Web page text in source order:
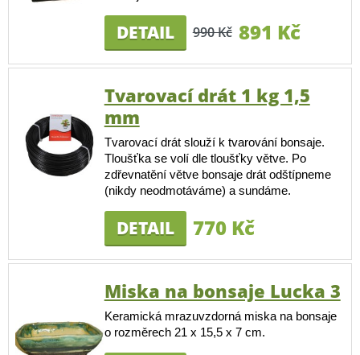
DETAIL 990 Kč 891 Kč
Tvarovací drát 1 kg 1,5
mm
Tvarovací drát slouží k tvarování bonsaje.
Tloušťka se volí dle tloušťky větve. Po
zdřevnatění větve bonsaje drát odštípneme
(nikdy neodmotáváme) a sundáme.
DETAIL 770 Kč
Miska na bonsaje Lucka 3
Keramická mrazuvzdorná miska na bonsaje
o rozměrech 21 x 15,5 x 7 cm.